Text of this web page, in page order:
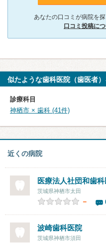
あなたの口コミが病院を
口コミ投稿に
似たような歯科医院（歯医者
診療科目
神栖市 × 歯科 (41件)
近くの病院
医療法人社団和歯
茨城県神栖市太田
－
波崎歯科医院
茨城県神栖市須田